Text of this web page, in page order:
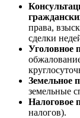
права,
сделки
Уголовное
Земельное
земельные
Налоговое
налогов).